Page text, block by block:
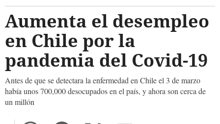
Aumenta el desempleo
en Chile por la
pandemia del Covid-19
Antes de que se detectara la enfermedad en Chile el 3 de marzo
había unos 700,000 desocupados en el país, y ahora son cerca de
un millón